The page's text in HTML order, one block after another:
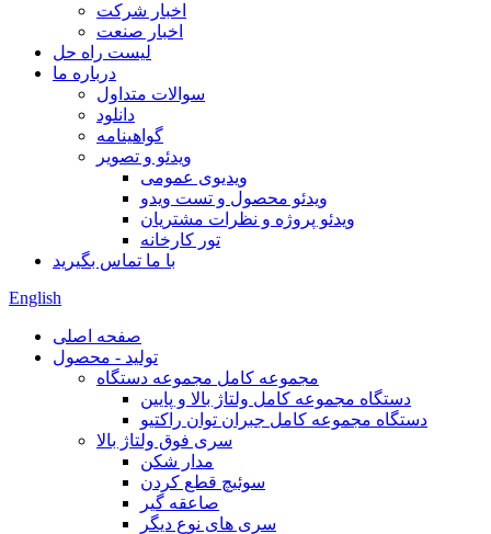
اخبار شرکت
اخبار صنعت
لیست راه حل
درباره ما
سوالات متداول
دانلود
گواهینامه
ویدئو و تصویر
ویدیوی عمومی
ویدئو محصول و تست ویدو
ویدئو پروژه و نظرات مشتریان
تور کارخانه
با ما تماس بگیرید
English
صفحه اصلی
تولید - محصول
مجموعه کامل مجموعه دستگاه
دستگاه مجموعه کامل ولتاژ بالا و پایین
دستگاه مجموعه کامل جبران توان راکتیو
سری فوق ولتاژ بالا
مدار شکن
سوئیچ قطع کردن
صاعقه گیر
سری های نوع دیگر